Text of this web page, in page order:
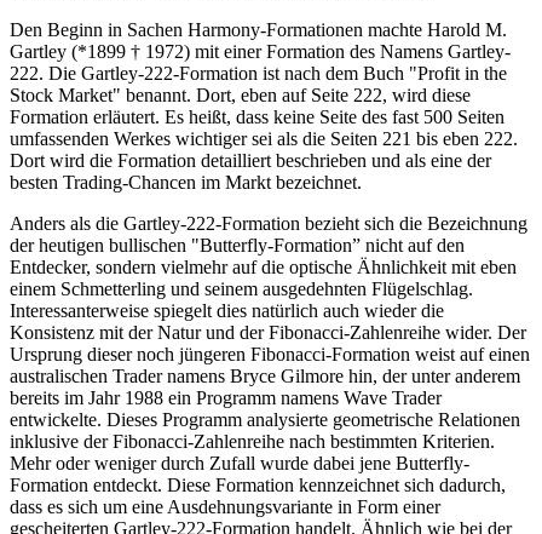
Den Beginn in Sachen Harmony-Formationen machte Harold M.
Gartley (*1899 † 1972) mit einer Formation des Namens Gartley-
222. Die Gartley-222-Formation ist nach dem Buch "Profit in the
Stock Market" benannt. Dort, eben auf Seite 222, wird diese
Formation erläutert. Es heißt, dass keine Seite des fast 500 Seiten
umfassenden Werkes wichtiger sei als die Seiten 221 bis eben 222.
Dort wird die Formation detailliert beschrieben und als eine der
besten Trading-Chancen im Markt bezeichnet.
Anders als die Gartley-222-Formation bezieht sich die Bezeichnung
der heutigen bullischen "Butterfly-Formation” nicht auf den
Entdecker, sondern vielmehr auf die optische Ähnlichkeit mit eben
einem Schmetterling und seinem ausgedehnten Flügelschlag.
Interessanterweise spiegelt dies natürlich auch wieder die
Konsistenz mit der Natur und der Fibonacci-Zahlenreihe wider. Der
Ursprung dieser noch jüngeren Fibonacci-Formation weist auf einen
australischen Trader namens Bryce Gilmore hin, der unter anderem
bereits im Jahr 1988 ein Programm namens Wave Trader
entwickelte. Dieses Programm analysierte geometrische Relationen
inklusive der Fibonacci-Zahlenreihe nach bestimmten Kriterien.
Mehr oder weniger durch Zufall wurde dabei jene Butterfly-
Formation entdeckt. Diese Formation kennzeichnet sich dadurch,
dass es sich um eine Ausdehnungsvariante in Form einer
gescheiterten Gartley-222-Formation handelt. Ähnlich wie bei der